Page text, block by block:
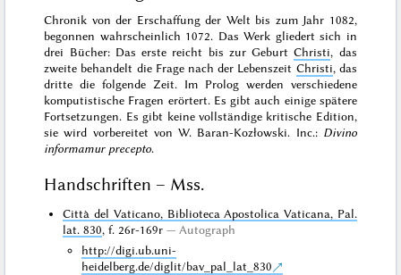
Chronik von der Erschaffung der Welt bis zum Jahr 1082,
begonnen wahrscheinlich 1072. Das Werk gliedert sich in
drei Bücher: Das erste reicht bis zur GeburtChristi, das
zweite behandelt die Frage nach der Lebenszeit Christi, das
dritte die folgende Zeit. Im Prolog werden verschiedene
komputistische Fragen erörtert. Es gibt auch einige spätere
Fortsetzungen. Es gibt keine vollständige kritische Edition,
sie wird vorbereitet von W. Baran-Kozłowski. Inc.: Divino
informamur precepto.
Handschriften – Mss.
Città del Vaticano, Biblioteca Apostolica Vaticana, Pal.
lat. 830, f. 26r-169r
Autograph
http://digi.ub.uni-
heidelberg.de/diglit/bav_pal_lat_830